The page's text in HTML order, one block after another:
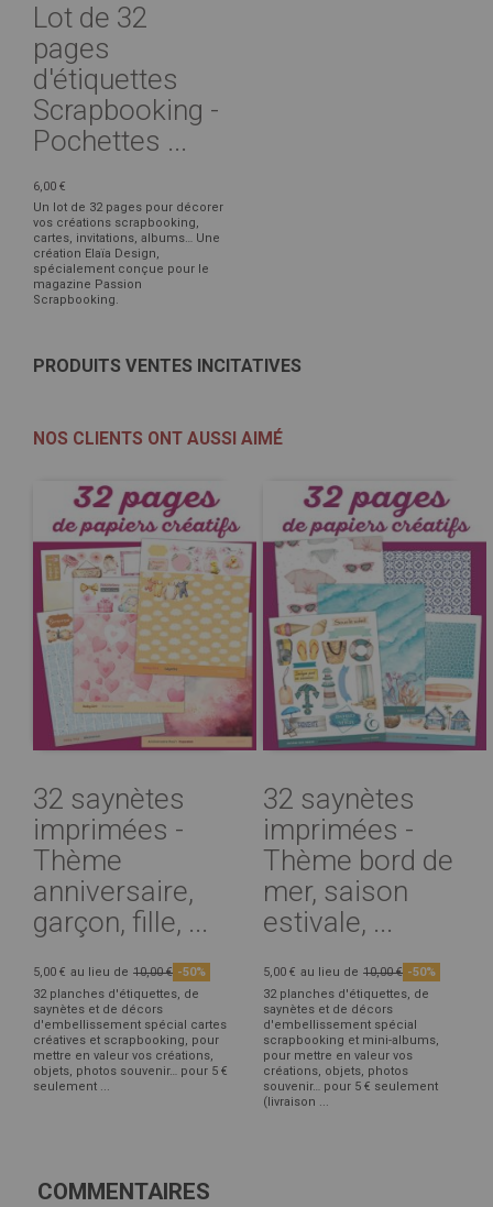
Lot de 32
pages
d'étiquettes
Scrapbooking -
Pochettes ...
6,00 €
Un lot de 32 pages pour décorer
vos créations scrapbooking,
cartes, invitations, albums… Une
création Elaïa Design,
spécialement conçue pour le
magazine Passion
Scrapbooking.
PRODUITS VENTES INCITATIVES
NOS CLIENTS ONT AUSSI AIMÉ
32 saynètes
imprimées -
Thème
anniversaire,
garçon, fille, ...
5,00 € au lieu de 10,00 € -50%
32 planches d'étiquettes, de
saynètes et de décors
d'embellissement spécial cartes
créatives et scrapbooking, pour
mettre en valeur vos créations,
objets, photos souvenir… pour 5 €
seulement ...
32 saynètes
imprimées -
Thème bord de
mer, saison
estivale, ...
5,00 € au lieu de 10,00 € -50%
32 planches d'étiquettes, de
saynètes et de décors
d'embellissement spécial
scrapbooking et mini-albums,
pour mettre en valeur vos
créations, objets, photos
souvenir… pour 5 € seulement
(livraison ...
COMMENTAIRES